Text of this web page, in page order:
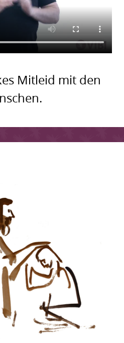
Mitleid mit den